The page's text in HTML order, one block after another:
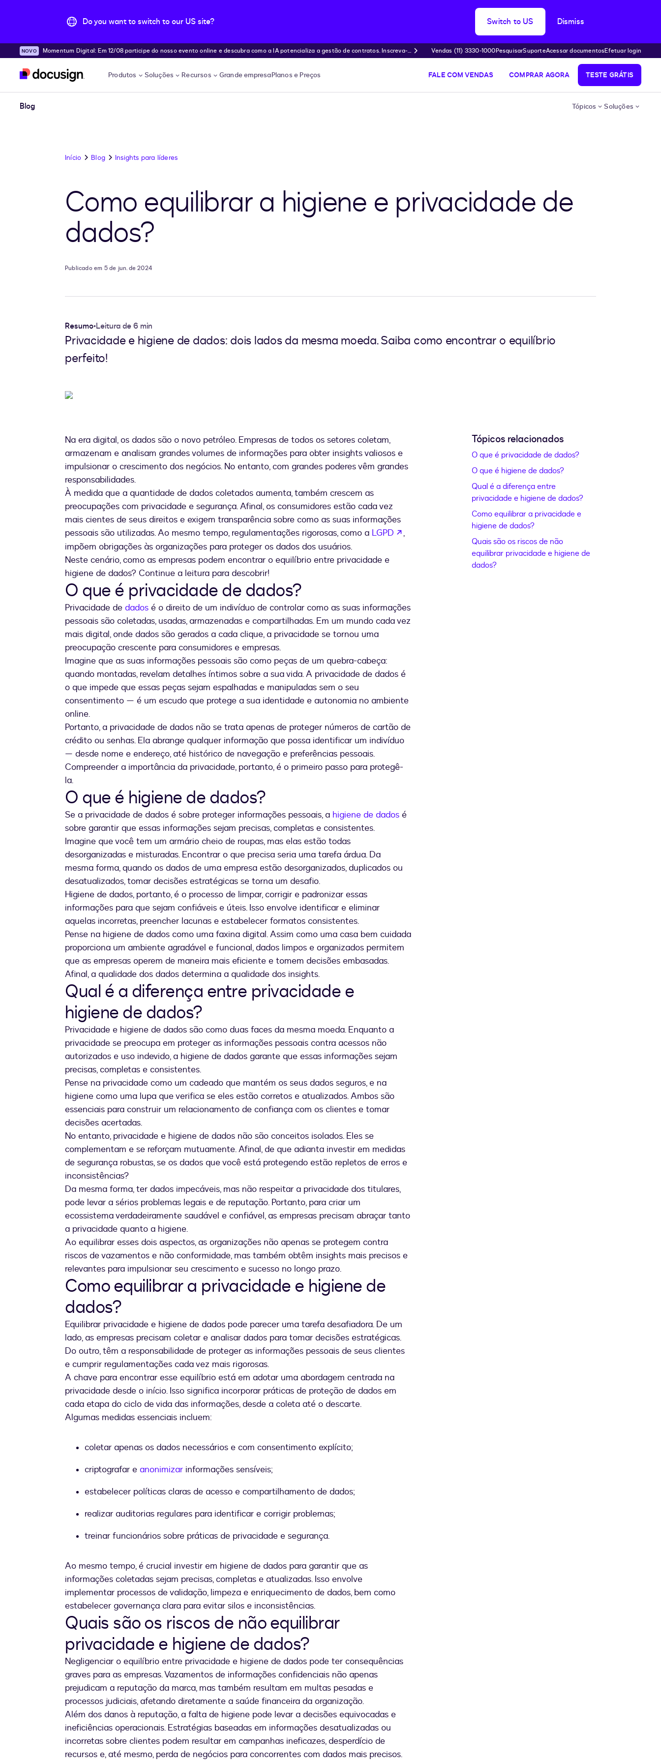
Do you want to switch to our US site? Switch to US Dismiss
Pular para o conteúdo principal
Momentum Digital: Em 12/08 participe do nosso evento online e descubra como a IA potencializa a gestão de contratos. Inscreva-s
e!
Vendas (11) 3330-1000PesquisarSuporteAcessar documentosEfetuar login
Produtos Soluções Recursos Grande empresaPlanos e Preços FALE COM VENDAS COMPRAR AGORA TESTE GRÁTIS
Blog Tópicos Soluções
Início Blog Insights para líderes
Como equilibrar a higiene e privacidade de
dados?
Publicado em 5 de jun. de 2024
Resumo•Leitura de 6 min
Privacidade e higiene de dados: dois lados da mesma moeda. Saiba como encontrar o equilíbrio
perfeito!
Na era digital, os dados são o novo petróleo. Empresas de todos os setores coletam,
armazenam e analisam grandes volumes de informações para obter insights valiosos e
impulsionar o crescimento dos negócios. No entanto, com grandes poderes vêm grandes
responsabilidades.
À medida que a quantidade de dados coletados aumenta, também crescem as
preocupações com privacidade e segurança. Afinal, os consumidores estão cada vez
mais cientes de seus direitos e exigem transparência sobre como as suas informações
pessoais são utilizadas. Ao mesmo tempo, regulamentações rigorosas, como a LGPD se abre en una nueva pestaña
,
impõem obrigações às organizações para proteger os dados dos usuários.
Neste cenário, como as empresas podem encontrar o equilíbrio entre privacidade e
higiene de dados? Continue a leitura para descobrir!
O que é privacidade de dados?
Privacidade de dados é o direito de um indivíduo de controlar como as suas informações
pessoais são coletadas, usadas, armazenadas e compartilhadas. Em um mundo cada vez
mais digital, onde dados são gerados a cada clique, a privacidade se tornou uma
preocupação crescente para consumidores e empresas.
Imagine que as suas informações pessoais são como peças de um quebra-cabeça:
quando montadas, revelam detalhes íntimos sobre a sua vida. A privacidade de dados é
o que impede que essas peças sejam espalhadas e manipuladas sem o seu
consentimento — é um escudo que protege a sua identidade e autonomia no ambiente
online.
Portanto, a privacidade de dados não se trata apenas de proteger números de cartão de
crédito ou senhas. Ela abrange qualquer informação que possa identificar um indivíduo
— desde nome e endereço, até histórico de navegação e preferências pessoais.
Compreender a importância da privacidade, portanto, é o primeiro passo para protegê-
la.
O que é higiene de dados?
Se a privacidade de dados é sobre proteger informações pessoais, a higiene de dados é
sobre garantir que essas informações sejam precisas, completas e consistentes.
Imagine que você tem um armário cheio de roupas, mas elas estão todas
desorganizadas e misturadas. Encontrar o que precisa seria uma tarefa árdua. Da
mesma forma, quando os dados de uma empresa estão desorganizados, duplicados ou
desatualizados, tomar decisões estratégicas se torna um desafio.
Higiene de dados, portanto, é o processo de limpar, corrigir e padronizar essas
informações para que sejam confiáveis e úteis. Isso envolve identificar e eliminar
aquelas incorretas, preencher lacunas e estabelecer formatos consistentes.
Pense na higiene de dados como uma faxina digital. Assim como uma casa bem cuidada
proporciona um ambiente agradável e funcional, dados limpos e organizados permitem
que as empresas operem de maneira mais eficiente e tomem decisões embasadas.
Afinal, a qualidade dos dados determina a qualidade dos insights.
Qual é a diferença entre privacidade e
higiene de dados?
Privacidade e higiene de dados são como duas faces da mesma moeda. Enquanto a
privacidade se preocupa em proteger as informações pessoais contra acessos não
autorizados e uso indevido, a higiene de dados garante que essas informações sejam
precisas, completas e consistentes.
Pense na privacidade como um cadeado que mantém os seus dados seguros, e na
higiene como uma lupa que verifica se eles estão corretos e atualizados. Ambos são
essenciais para construir um relacionamento de confiança com os clientes e tomar
decisões acertadas.
No entanto, privacidade e higiene de dados não são conceitos isolados. Eles se
complementam e se reforçam mutuamente. Afinal, de que adianta investir em medidas
de segurança robustas, se os dados que você está protegendo estão repletos de erros e
inconsistências?
Da mesma forma, ter dados impecáveis, mas não respeitar a privacidade dos titulares,
pode levar a sérios problemas legais e de reputação. Portanto, para criar um
ecossistema verdadeiramente saudável e confiável, as empresas precisam abraçar tanto
a privacidade quanto a higiene.
Ao equilibrar esses dois aspectos, as organizações não apenas se protegem contra
riscos de vazamentos e não conformidade, mas também obtêm insights mais precisos e
relevantes para impulsionar seu crescimento e sucesso no longo prazo.
Como equilibrar a privacidade e higiene de
dados?
Equilibrar privacidade e higiene de dados pode parecer uma tarefa desafiadora. De um
lado, as empresas precisam coletar e analisar dados para tomar decisões estratégicas.
Do outro, têm a responsabilidade de proteger as informações pessoais de seus clientes
e cumprir regulamentações cada vez mais rigorosas.
A chave para encontrar esse equilíbrio está em adotar uma abordagem centrada na
privacidade desde o início. Isso significa incorporar práticas de proteção de dados em
cada etapa do ciclo de vida das informações, desde a coleta até o descarte.
Algumas medidas essenciais incluem:
coletar apenas os dados necessários e com consentimento explícito;
criptografar e anonimizar informações sensíveis;
estabelecer políticas claras de acesso e compartilhamento de dados;
realizar auditorias regulares para identificar e corrigir problemas;
treinar funcionários sobre práticas de privacidade e segurança.
Ao mesmo tempo, é crucial investir em higiene de dados para garantir que as
informações coletadas sejam precisas, completas e atualizadas. Isso envolve
implementar processos de validação, limpeza e enriquecimento de dados, bem como
estabelecer governança clara para evitar silos e inconsistências.
Quais são os riscos de não equilibrar
privacidade e higiene de dados?
Negligenciar o equilíbrio entre privacidade e higiene de dados pode ter consequências
graves para as empresas. Vazamentos de informações confidenciais não apenas
prejudicam a reputação da marca, mas também resultam em multas pesadas e
processos judiciais, afetando diretamente a saúde financeira da organização.
Além dos danos à reputação, a falta de higiene pode levar a decisões equivocadas e
ineficiências operacionais. Estratégias baseadas em informações desatualizadas ou
incorretas sobre clientes podem resultar em campanhas ineficazes, desperdício de
recursos e, até mesmo, perda de negócios para concorrentes com dados mais precisos.
Tópicos relacionados
O que é privacidade de dados?
O que é higiene de dados?
Qual é a diferença entre
privacidade e higiene de dados?
Como equilibrar a privacidade e
higiene de dados?
Quais são os riscos de não
equilibrar privacidade e higiene de
dados?